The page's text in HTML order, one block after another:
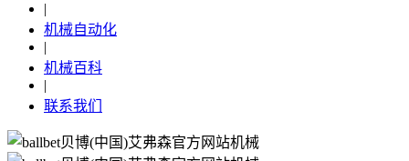
|
机械自动化
|
机械百科
|
联系我们